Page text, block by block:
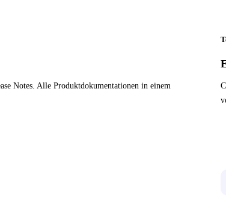
Notes. Alle Produktdokumentationen in einem